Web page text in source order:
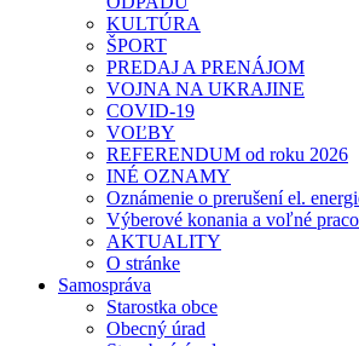
KULTÚRA
ŠPORT
PREDAJ A PRENÁJOM
VOJNA NA UKRAJINE
COVID-19
VOĽBY
REFERENDUM od roku 2026
INÉ OZNAMY
Oznámenie o prerušení el.
Výberové konania a voľné
AKTUALITY
O stránke
Samospráva
Starostka obce
Obecný úrad